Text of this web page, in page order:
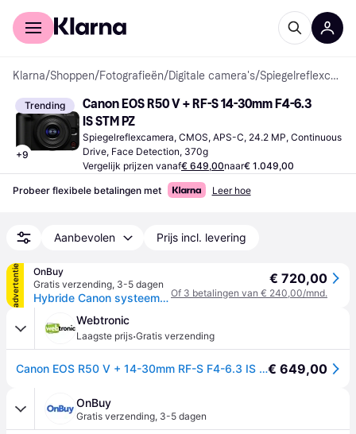
Voor shoppers
Klarna/Shoppen/Fotografieën/Digitale camera's/ Spiegelreflexcamera's
Trending
+9
Canon EOS R50 V + RF-S 14-30mm F4-6.3
IS STM PZ
Spiegelreflexcamera, CMOS, APS-C, 24.2 MP, Continuous
Drive, Face Detection, 370g
Vergelijk prijzen vanaf€ 649,00naar€ 1.049,00
Probeer flexibele betalingen met Leer hoe
Aanbevolen Prijs incl. levering
advertentie
OnBuy
Gratis verzending, 3-5 dagen
Hybride Canon systeemcamera eos r50 v zwart + rf-s 14-30mm f4-6.3 is stm pzgarantie 3 jaar
€ 720,00
Of 3 betalingen van € 240,00/mnd.
Webtronic
Laagste prijs·Gratis verzending
Canon EOS R50 V + 14-30mm RF-S F4-6.3 IS STM PZ€ 649,00
OnBuy
Gratis verzending, 3-5 dagen